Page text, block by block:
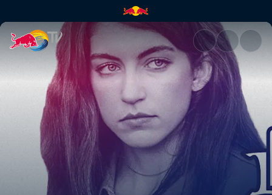
Fecha 5 | Red Bull TV